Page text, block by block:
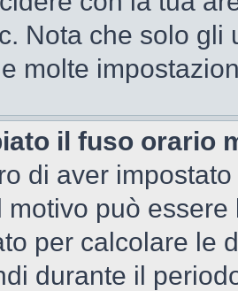
Nota che solo
molte
il fuso orario
di aver
può essere
per calcolare le
durante il